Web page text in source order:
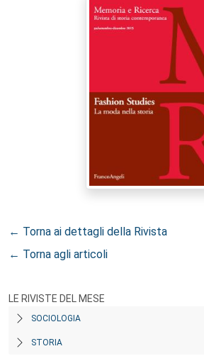
← Torna ai dettagli della Rivista
← Torna agli articoli
LE RIVISTE DEL MESE
SOCIOLOGIA
STORIA